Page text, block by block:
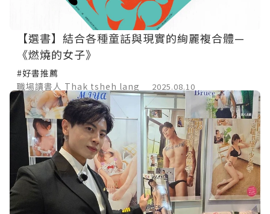
【選書】結合各種童話與現實的絢麗複合體—
《燃燒的女子》
#好書推薦
職場讀書人 Thak tsheh lang
2025.08.10